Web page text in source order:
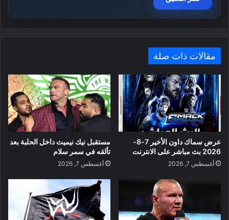
مقالات ذات صلة
عرض سماك داون الأخير 7-8-
2026 بث مباشر على الانترنت
أغسطس 7, 2026
مستقبل نيك نيميث داخل الحلبة بعد
تألقه في سمر سلام
أغسطس 7, 2026